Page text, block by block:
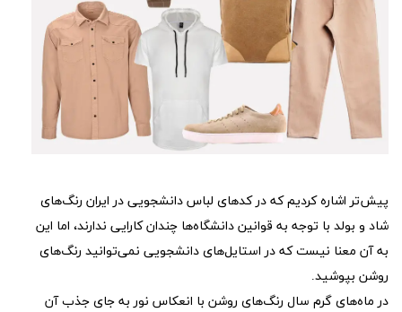
پیش‌تر اشاره کردیم که در کدهای لباس دانشجویی در ایران رنگ‌های
شاد و بولد با توجه به قوانین دانشگاه‌ها چندان کارایی ندارند، اما این
به آن معنا نیست که در استایل‌های دانشجویی نمی‌توانید رنگ‌های
روشن بپوشید.
در ماه‌های گرم سال رنگ‌های روشن با انعکاس نور به جای جذب آن